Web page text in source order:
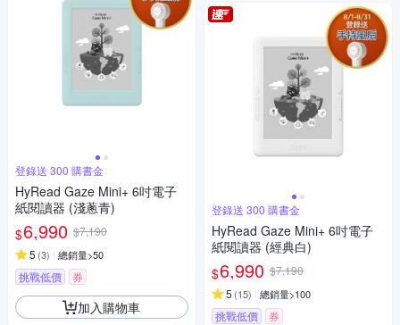
登錄送 300 購書金
HyRead Gaze Mini+ 6吋電子
紙閱讀器 (淺蔥青)
$6,990 $7,190
5 (3) 總銷量>50
挑戰低價 券
加入購物車
登錄送 300 購書金
HyRead Gaze Mini+ 6吋電子
紙閱讀器 (經典白)
$6,990 $7,190
5 (15) 總銷量>100
挑戰低價 券